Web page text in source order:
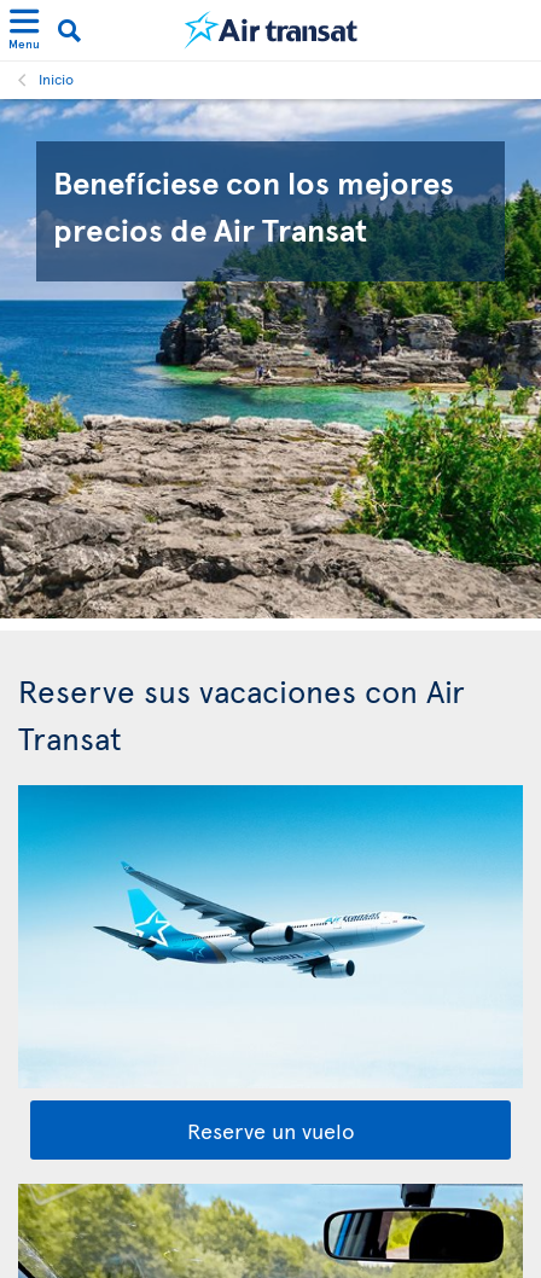
Menu
Inicio
Benefíciese con los mejores
precios de Air Transat
Reserve sus vacaciones con Air
Transat
Reserve un vuelo